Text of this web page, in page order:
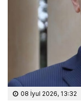
08 İyul 2026, 13:32